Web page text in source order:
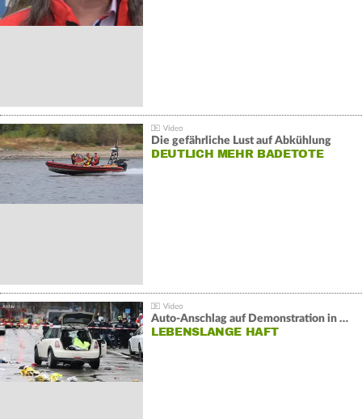
Die gefährliche Lust auf Abkühlung
DEUTLICH MEHR BADETOTE
Auto-Anschlag auf Demonstration in München:
LEBENSLANGE HAFT